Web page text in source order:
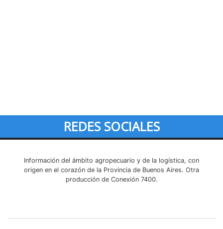
REDES SOCIALES
Información del ámbito agropecuario y de la logística, con
origen en el corazón de la Provincia de Buenos Aires. Otra
producción de Conexión 7400.